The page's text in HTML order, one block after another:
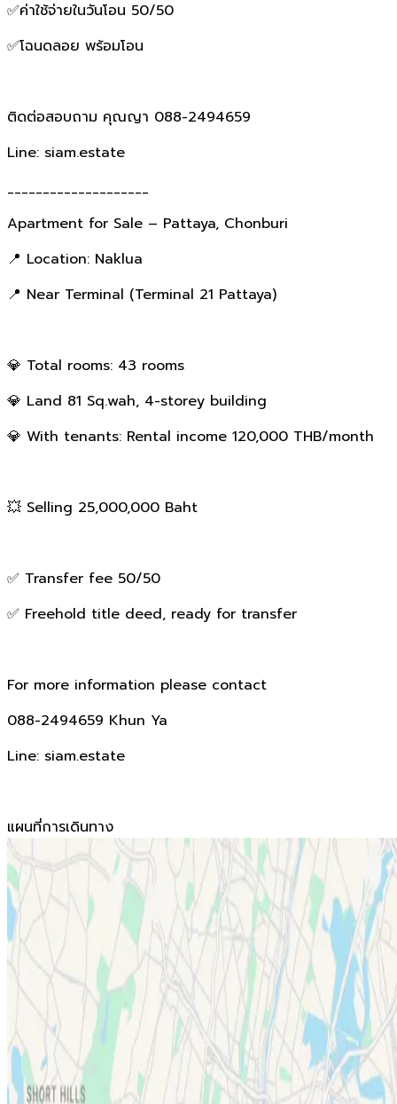
✅️ค่าใช้จ่ายในวันโอน 50/50
✅️โฉนดลอย พร้อมโอน
ติดต่อสอบถาม คุณญา 088-2494659
Line: siam.estate
____________________
Apartment for Sale – Pattaya, Chonburi
📍 Location: Naklua
📍 Near Terminal (Terminal 21 Pattaya)
💎 Total rooms: 43 rooms
💎 Land 81 Sq.wah, 4-storey building
💎 With tenants: Rental income 120,000 THB/month
💥 Selling 25,000,000 Baht
✅ Transfer fee 50/50
✅ Freehold title deed, ready for transfer
For more information please contact
088-2494659 Khun Ya
Line: siam.estate
แผนที่การเดินทาง